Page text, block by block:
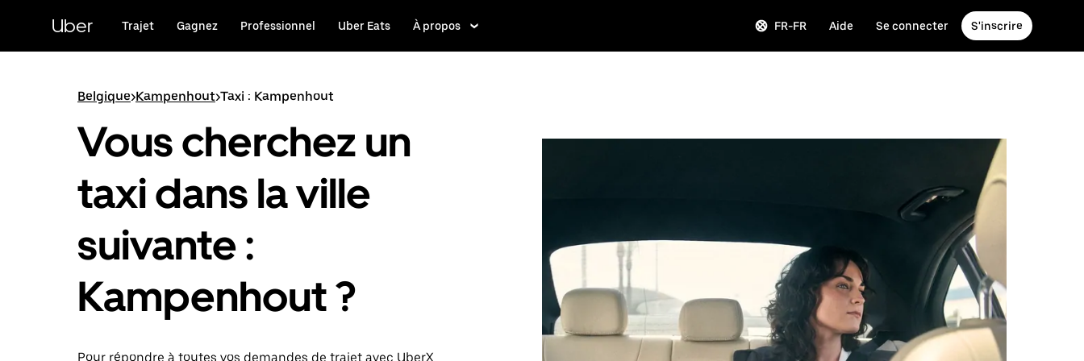
principal
Uber Trajet Gagnez Professionnel Uber Eats À propos FR-FR Aide Se connecter S'inscrire
Belgique>Kampenhout>Taxi : Kampenhout
Vous cherchez un
taxi dans la ville
suivante :
Kampenhout ?
Pour répondre à toutes vos demandes de trajet avec UberX